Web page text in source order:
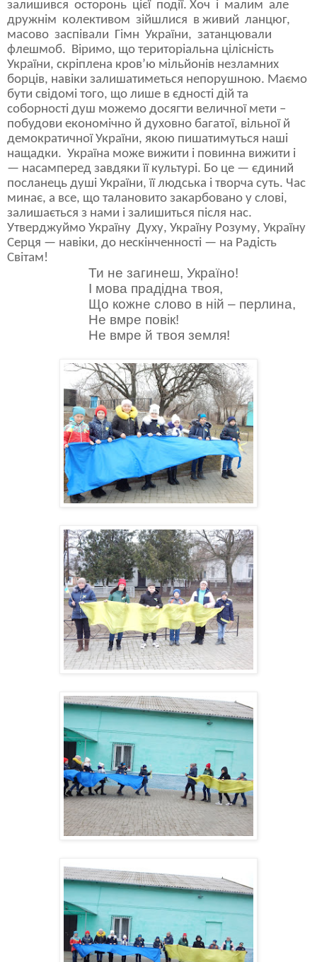
залишився осторонь цієї події. Хоч і малим але
дружнім колективом зійшлися в живий ланцюг,
масово заспівали Гімн України, затанцювали
флешмоб.
Віримо, що територіальна цілісність
України, скріплена кров’ю мільйонів незламних
борців, навіки залишатиметься непорушною. Маємо
бути свідомі того, що лише в єдності дій та
соборності душ можемо досягти величної мети –
побудови економічно й духовно багатої, вільної й
демократичної України, якою пишатимуться наші
нащадки. Україна може вижити і повинна вижити і
— насамперед завдяки її культурі. Бо це — єдиний
посланець душі України, її людська і творча суть. Час
минає, а все, що талановито закарбовано у слові,
залишається з нами і залишиться після нас.
Утверджуймо Україну Духу, Україну Розуму, Україну
Серця — навіки, до нескінченності — на Радість
Світам!
Ти не загинеш, Україно!
І мова прадідна твоя,
Що кожне слово в ній – перлина,
Не вмре повік!
Не вмре й твоя земля!